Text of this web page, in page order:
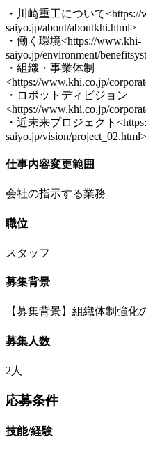
・川崎重工について<https://
saiyo.jp/about/aboutkhi.html>
・働く環境<https://www.khi-
saiyo.jp/environment/
・組織・事業体制
<https://www.khi.co.jp/
・ロボットディビジョン
<https://www.khi.co.jp/
・近未来プロジェクト
saiyo.jp/vision/project_02.html>
仕事内容変更範囲
会社の指示する業務
職位
スタッフ
募集背景
【募集背景】組織体制強化
募集人数
2人
応募条件
技能/経験